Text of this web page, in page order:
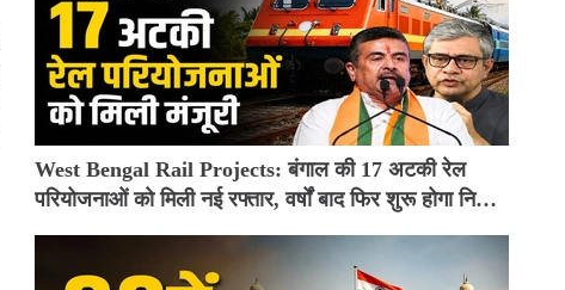
West Bengal Rail Projects: बंगाल की 17 अटकी रेल
परियोजनाओं को मिली नई रफ्तार, वर्षों बाद फिर शुरू होगा निर्माण